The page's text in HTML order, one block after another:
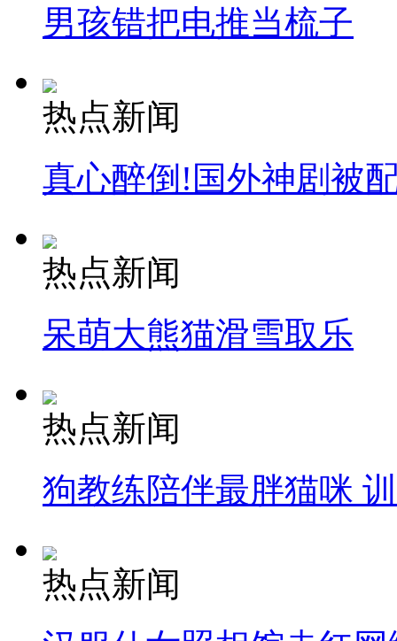
男孩错把电推当梳子
热点新闻
真心醉倒!国外神剧被
热点新闻
呆萌大熊猫滑雪取乐
热点新闻
狗教练陪伴最胖猫咪
热点新闻